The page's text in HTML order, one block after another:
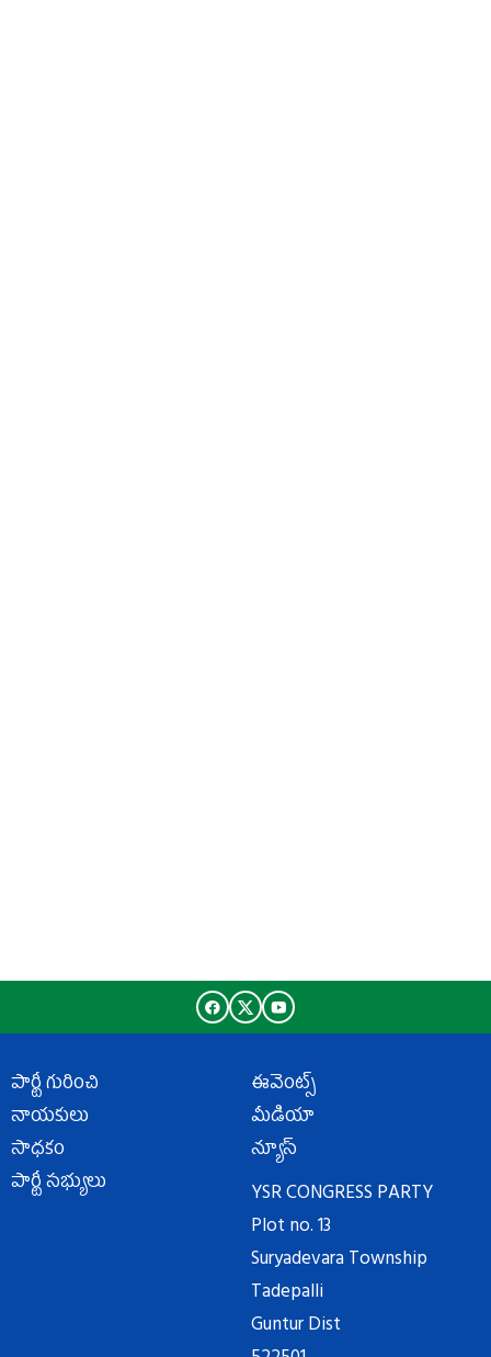
పార్టీ గురించి
నాయకులు
సాధకం
పార్టీ సభ్యులు
ఈవెంట్స్
మీడియా
న్యూస్
YSR CONGRESS PARTY
Plot no. 13
Suryadevara Township
Tadepalli
Guntur Dist